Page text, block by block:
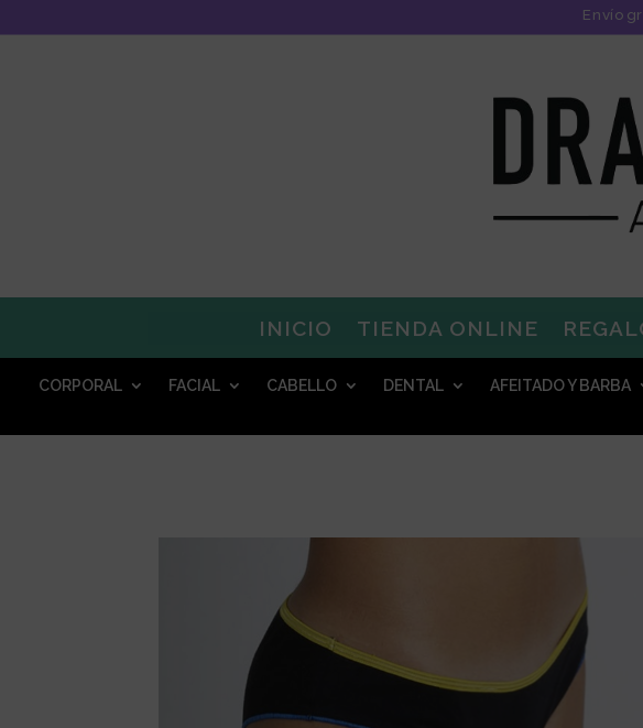
Envío
INICIO TIENDA ONLINE
CORPORAL FACIAL CABELLO DENTAL AFEITADO Y BARBA